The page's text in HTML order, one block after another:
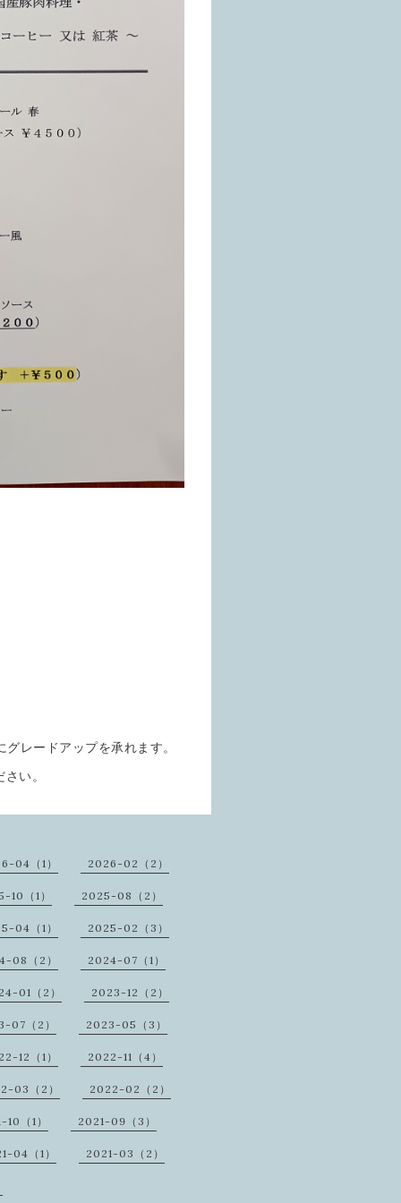
グレードアップを承れます。
い。
04（1） 2026-02（2）
10（1） 2025-08（2）
04（1） 2025-02（3）
08（2） 2024-07（1）
01（2） 2023-12（2）
07（2） 2023-05（3）
12（1） 2022-11（4）
03（2） 2022-02（2）
（1） 2021-09（3）
04（1） 2021-03（2）